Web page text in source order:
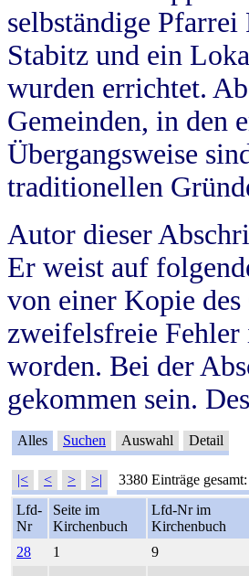
selbständige
Stabitz und ein
wurden errichtet.
Gemeinden, in den
Übergangsweise
traditionellen
Autor dieser
Er weist auf
von einer Kopie
zweifelsfreie
worden. Bei der
gekommen sein.
Alles Suchen Auswahl Detail
|< < > >| 3380 Einträge gesamt:
Lfd-
Nr
Seite im
Kirchenbuch
Lfd-Nr im
Kirchenbuch
28
1 9